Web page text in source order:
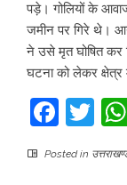
पड़े। गोलियों के
जमीन पर गिरे थे।
ने उसे मृत घोषित कर
घटना को लेकर
Posted in